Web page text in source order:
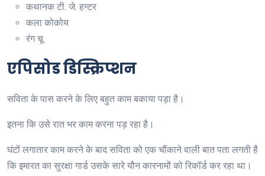
कथानक टी. जे. हन्टर
कला कोकोय
रंगचू
एपिसोड डिस्क्रिप्शन
सविता के पास करने के लिए बहुत काम बकाया पड़ा है।
इतना कि उसे रात भर काम करना पड़ रहा है।
घंटों लगातार काम करने के बाद सविता को एक चौंकाने वाली बात पता लगती है
कि इमारत का सुरक्षा गार्ड उसके सारे यौन कारनामों को रिकॉर्ड कर रहा था।